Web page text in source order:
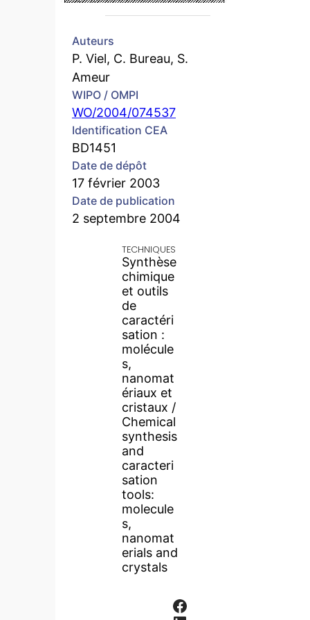
Auteurs
P. Viel, C. Bureau, S.
Ameur
WIPO / OMPI
WO/2004/074537
Identification CEA
BD1451
Date de dépôt
17 février 2003
Date de publication
2 septembre 2004
TECHNIQUES
Synthèse
chimique
et outils
de
caractéri
sation :
molécule
s,
nanomat
ériaux et
cristaux /
Chemical
synthesis
and
caracteri
sation
tools:
molecule
s,
nanomat
erials and
crystals
Facebook